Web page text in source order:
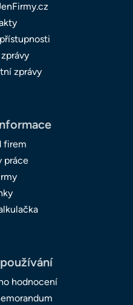
zprávy
firem
práce
hodnocení